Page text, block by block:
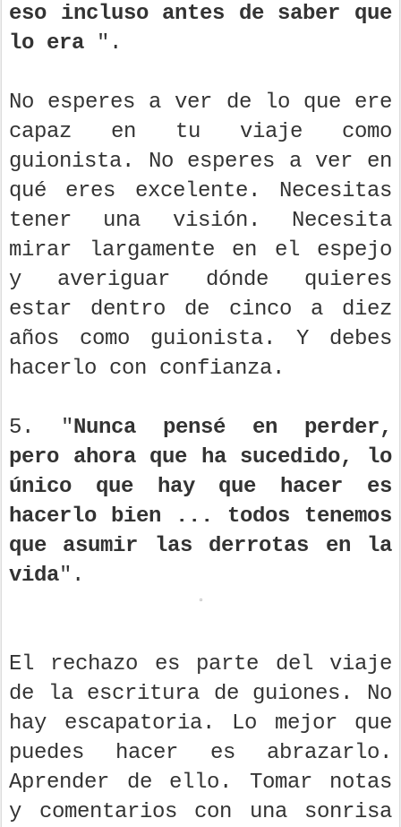
eso incluso antes de saber que
lo era
".
No esperes a ver de lo que ere
capaz en tu viaje como
guionista. No esperes a ver en
qué eres excelente. Necesitas
tener una visión. Necesita
mirar largamente en el espejo
y averiguar dónde quieres
estar dentro de cinco a diez
años como guionista. Y debes
hacerlo con confianza.
5. "Nunca pensé en perder,
pero ahora que ha sucedido, lo
único que hay que hacer es
hacerlo bien ... todos tenemos
que asumir las derrotas en la
vida".
El rechazo es parte del viaje
de la escritura de guiones. No
hay escapatoria. Lo mejor que
puedes hacer es abrazarlo.
Aprender de ello. Tomar notas
y comentarios con una sonrisa